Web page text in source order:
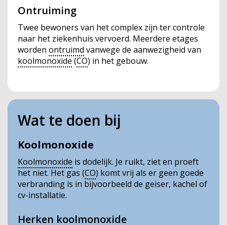
Ontruiming
Twee bewoners van het complex zijn ter controle
naar het ziekenhuis vervoerd. Meerdere etages
worden ontruimd vanwege de aanwezigheid van
koolmonoxide (CO) in het gebouw.
Wat te doen bij
Koolmonoxide
Koolmonoxide is dodelijk. Je ruikt, ziet en proeft
het niet. Het gas (CO) komt vrij als er geen goede
verbranding is in bijvoorbeeld de geiser, kachel of
cv-installatie.
Herken koolmonoxide